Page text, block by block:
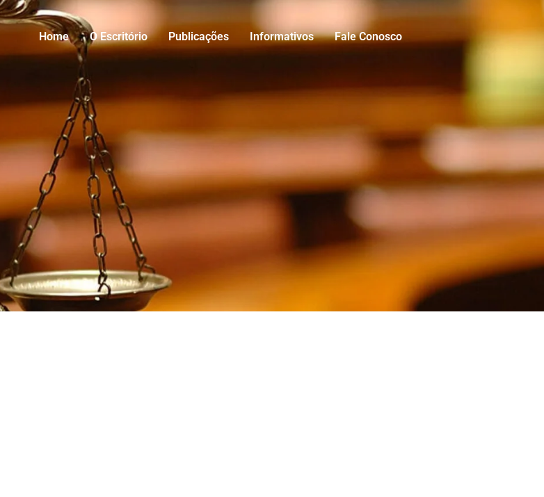
Home O Escritório Publicações Informativos Fale Conosco